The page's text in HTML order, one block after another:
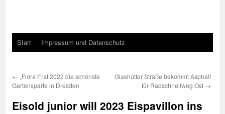
Start Impressum und Datenschutz
← „Flora I“ ist 2022 die schönste
Gartensparte in Dresden
Glashütter Straße bekommt Asphalt
für Radschnellweg Ost →
Eisold junior will 2023 Eispavillon ins